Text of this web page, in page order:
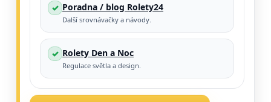
✓ Poradna / blog Rolety24
Další srovnávačky a návody.
✓ Rolety Den a Noc
Regulace světla a design.